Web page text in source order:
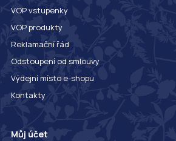
VOP vstupenky
VOP produkty
Reklamační řád
Odstoupení od smlouvy
Výdejní místo e-shopu
Kontakty
Můj účet